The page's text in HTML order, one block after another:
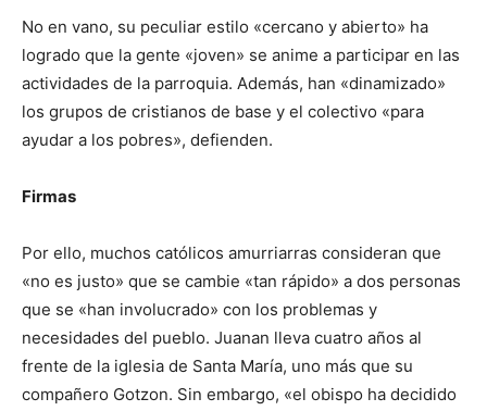
No en vano, su peculiar estilo «cercano y abierto» ha
logrado que la gente «joven» se anime a participar en las
actividades de la parroquia. Además, han «dinamizado»
los grupos de cristianos de base y el colectivo «para
ayudar a los pobres», defienden.
Firmas
Por ello, muchos católicos amurriarras consideran que
«no es justo» que se cambie «tan rápido» a dos personas
que se «han involucrado» con los problemas y
necesidades del pueblo. Juanan lleva cuatro años al
frente de la iglesia de Santa María, uno más que su
compañero Gotzon. Sin embargo, «el obispo ha decidido